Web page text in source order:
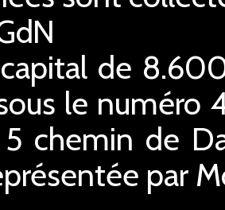
de
le numéro
chemin de
par